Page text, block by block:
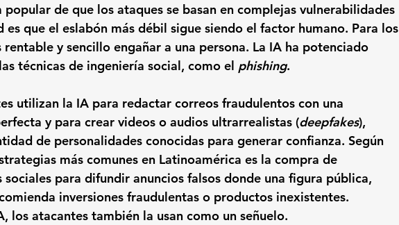
popular de que los ataques se basan en complejas vulnerabilidades
es que el eslabón más débil sigue siendo el factor humano. Para los
rentable y sencillo engañar a una persona. La IA ha potenciado
técnicas de ingeniería social, como el phishing.
utilizan la IA para redactar correos fraudulentos con una
y para crear videos o audios ultrarrealistas (deepfakes),
de personalidades conocidas para generar confianza. Según
más comunes en Latinoamérica es la compra de
para difundir anuncios falsos donde una figura pública,
inversiones fraudulentas o productos inexistentes.
los atacantes también la usan como un señuelo.